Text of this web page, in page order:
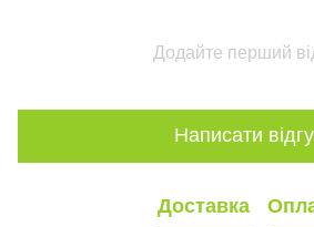
Додайте перший
Написати
Доставка